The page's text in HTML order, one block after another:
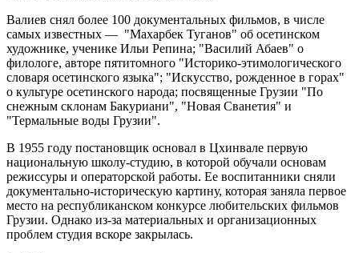
Валиев снял более 100 документальных фильмов, в числе
самых известных — "Махарбек Туганов" об осетинском
художнике, ученике Ильи Репина; "Василий Абаев" о
филологе, авторе пятитомного "Историко-этимологического
словаря осетинского языка"; "Искусство, рожденное в горах"
о культуре осетинского народа; посвященные Грузии "По
снежным склонам Бакуриани", "Новая Сванетия" и
"Термальные воды Грузии".
В 1955 году постановщик основал в Цхинвале первую
национальную школу-студию, в которой обучали основам
режиссуры и операторской работы. Ее воспитанники сняли
документально-историческую картину, которая заняла первое
место на республиканском конкурсе любительских фильмов
Грузии. Однако из-за материальных и организационных
проблем студия вскоре закрылась.